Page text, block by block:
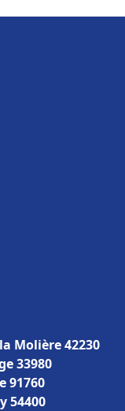
Molière 42230
33980
91760
54400